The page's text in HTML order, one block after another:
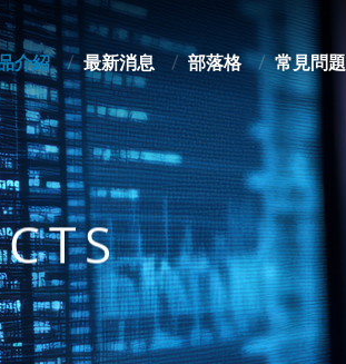
介紹 最新消息 部落格 常見問題